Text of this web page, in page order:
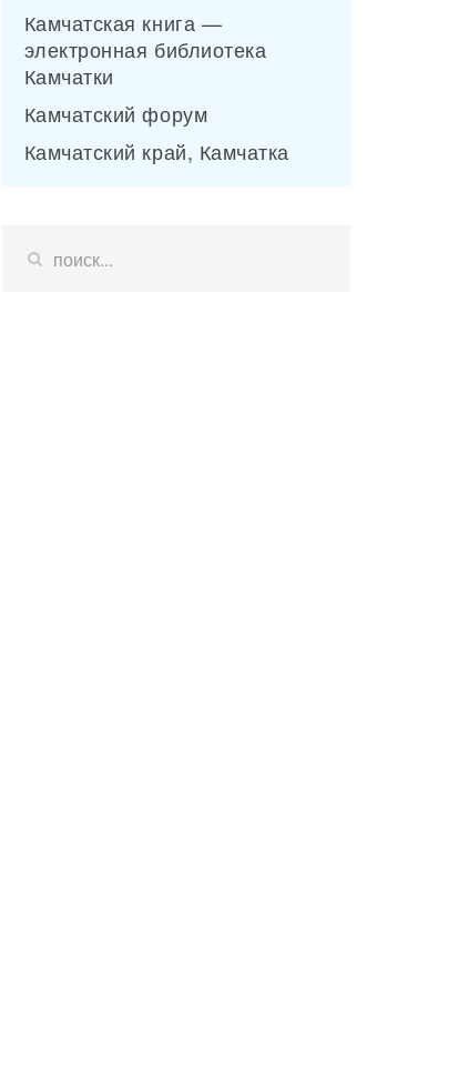
Камчатская книга —
электронная библиотека
Камчатки
Камчатский форум
Камчатский край, Камчатка